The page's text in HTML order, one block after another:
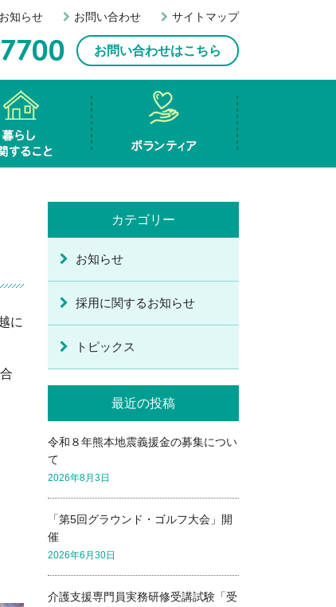
お知らせ お問い合わせ サイトマップ
お問い合わせはこちら
者に関すること 暮らしに関すること
に
カテゴリー
お知らせ
採用に関するお知らせ
トピックス
最近の投稿
令和８年熊本地震義援金の募集につい
て
2026年8月3日
「第5回グラウンド・ゴルフ大会」開
催
2026年6月30日
介護支援専門員実務研修受講試験「受